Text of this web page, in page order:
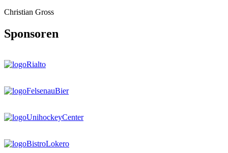
Christian Gross
Sponsoren